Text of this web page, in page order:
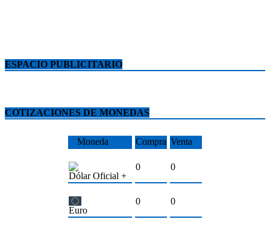
ESPACIO PUBLICITARIO
COTIZACIONES DE MONEDAS
Moneda Compra Venta
Dólar Oficial +
0 0
Euro
0 0